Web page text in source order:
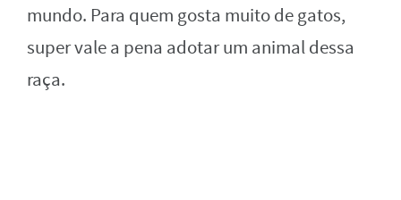
mundo. Para quem gosta muito de gatos,
super vale a pena adotar um animal dessa
raça.